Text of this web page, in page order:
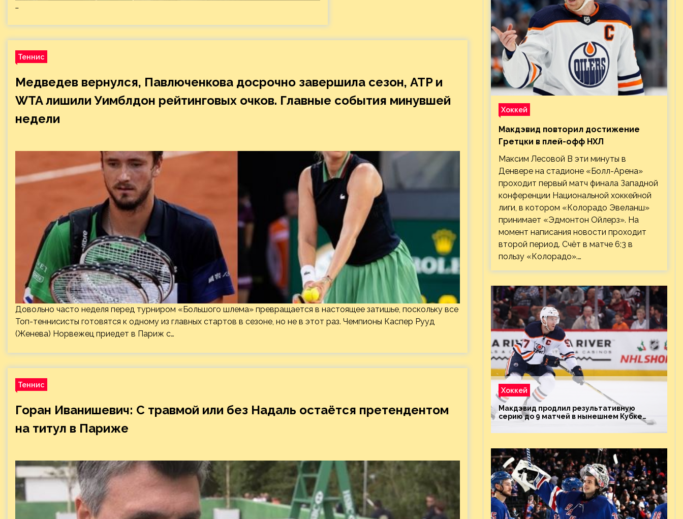
…
Теннис
Медведев вернулся, Павлюченкова досрочно завершила сезон, ATP и
WTA лишили Уимблдон рейтинговых очков. Главные события минувшей
недели
Довольно часто неделя перед турниром «Большого шлема» превращается в настоящее затишье, поскольку все
Топ-теннисисты готовятся к одному из главных стартов в сезоне, но не в этот раз. Чемпионы Каспер Рууд
(Женева) Норвежец приедет в Париж с…
Теннис
Горан Иванишевич: С травмой или без Надаль остаётся претендентом
на титул в Париже
Хоккей
Макдэвид повторил достижение
Гретцки в плей-офф НХЛ
Максим Лесовой В эти минуты в
Денвере на стадионе «Болл-Арена»
проходит первый матч финала Западной
конференции Национальной хоккейной
лиги, в котором «Колорадо Эвеланш»
принимает «Эдмонтон Ойлерз». На
момент написания новости проходит
второй период. Счёт в матче 6:3 в
пользу «Колорадо».…
Хоккей
Макдэвид продлил результативную
серию до 9 матчей в нынешнем Кубке